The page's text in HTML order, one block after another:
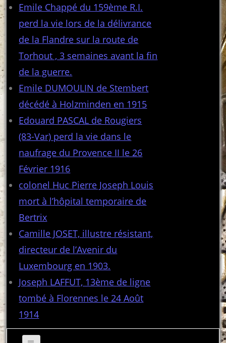
Emile Chappé du 159ème R.I.
perd la vie lors de la délivrance
de la Flandre sur la route de
Torhout , 3 semaines avant la fin
de la guerre.
Emile DUMOULIN de Stembert
décédé à Holzminden en 1915
Edouard PASCAL de Rougiers
(83-Var) perd la vie dans le
naufrage du Provence II le 26
Février 1916
colonel Huc Pierre Joseph Louis
mort à l’hôpital temporaire de
Bertrix
Camille JOSET, illustre résistant,
directeur de l’Avenir du
Luxembourg en 1903.
Joseph LAFFUT, 13ème de ligne
tombé à Florennes le 24 Août
1914